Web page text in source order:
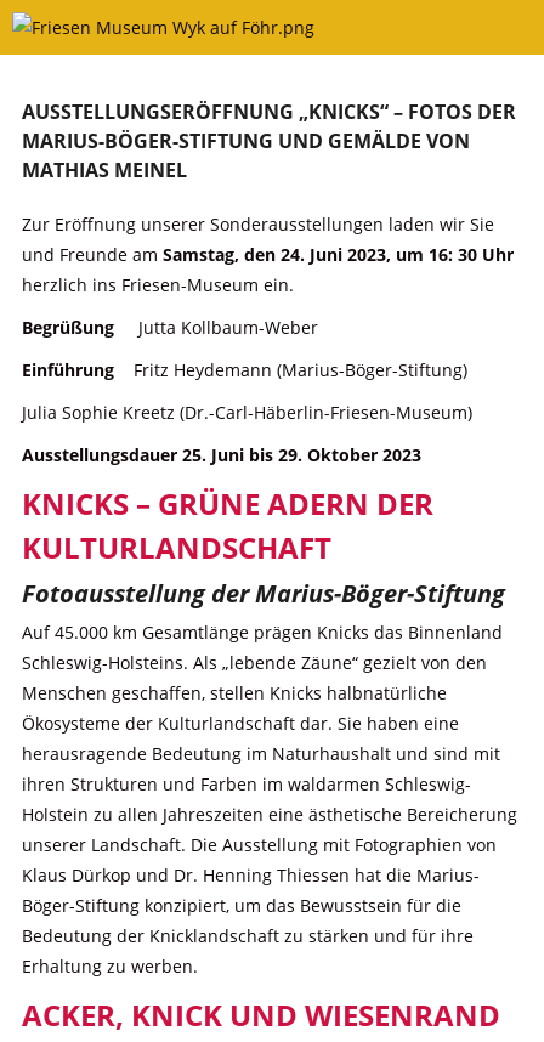
Skip
AUSSTELLUNGSERÖFFNUNG „KNICKS“ – FOTOS DER
MARIUS-BÖGER-STIFTUNG UND GEMÄLDE VON
MATHIAS MEINEL
Zur Eröffnung unserer Sonderausstellungen laden wir Sie
und Freunde am Samstag, den 24. Juni 2023, um 16: 30 Uhr
herzlich ins Friesen-Museum ein.
Begrüßung
Jutta Kollbaum-Weber
Einführung
Fritz Heydemann (Marius-Böger-Stiftung)
Julia Sophie Kreetz (Dr.-Carl-Häberlin-Friesen-Museum)
Ausstellungsdauer 25. Juni bis 29. Oktober 2023
KNICKS – GRÜNE ADERN DER
KULTURLANDSCHAFT
Fotoausstellung der Marius-Böger-Stiftung
Auf 45.000 km Gesamtlänge prägen Knicks das Binnenland
Schleswig-Holsteins. Als „lebende Zäune“ gezielt von den
Menschen geschaffen, stellen Knicks halbnatürliche
Ökosysteme der Kulturlandschaft dar. Sie haben eine
herausragende Bedeutung im Naturhaushalt und sind mit
ihren Strukturen und Farben im waldarmen Schleswig-
Holstein zu allen Jahreszeiten eine ästhetische Bereicherung
unserer Landschaft. Die Ausstellung mit Fotographien von
Klaus Dürkop und Dr. Henning Thiessen hat die Marius-
Böger-Stiftung konzipiert, um das Bewusstsein für die
Bedeutung der Knicklandschaft zu stärken und für ihre
Erhaltung zu werben.
ACKER, KNICK UND WIESENRAND